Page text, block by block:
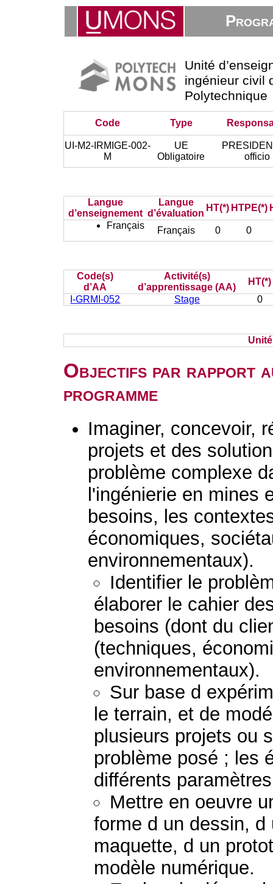
Unité
ingénieur civil
Polytechnique
Code Type
UI-M2-IRMIGE-002-
M
UE
Obligatoire
officio
Langue
d’enseignement
Langue
d’évaluation
HT(*) HTPE(*)
Français
Français 0 0
Code(s)
d’AA
Activité(s)
d’apprentissage (AA)
HT(*)
I-GRMI-052
Stage 0
Objectifs par rapport
programme
Imaginer, concevoir,
projets et des
problème complexe
l'ingénierie en mines
besoins, les
économiques,
environnementaux).
Identifier le
élaborer le cahier
besoins (dont du
(techniques,
environnementaux).
Sur base d
le terrain, et de
plusieurs projets ou
problème posé ; les
différents
Mettre en oeuvre
forme d un dessin,
maquette, d un
modèle numérique.